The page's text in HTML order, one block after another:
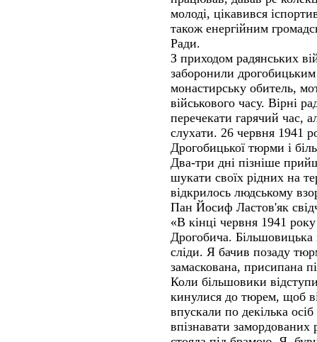
молоді, цікавився
також енергійним
Ради.
З приходом радянських
заборонили
монастирську обитель,
військового часу. Вірні
перечекати гарячий час,
слухати. 26 червня 1941
Дрогобицької тюрми і
Два-три дні пізніше
шукати своїх рідних на
відкрилось людському
Пан Йосиф Ластов'як
«В кінці червня 1941
Дрогобича. Більшовицька
сліди. Я бачив позаду
замаскована, присипана
Коли більшовики
кинулися до тюрем, щоб
впускали по декілька
впізнавати замордованих